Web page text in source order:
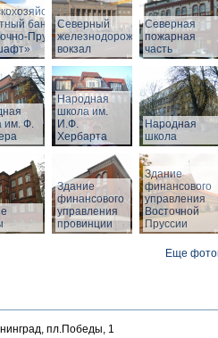
банк
Прусский
Северный
железнодорожный
вокзал
Северная
пожарная
часть
им. Ф.
Народная
школа им.
И.Ф.
Хербарта
Народная
школа
Здание
финансового
управления
провинции
Здание
финансового
управления
Восточной
Пруссии
Еще
пл.Победы, 1